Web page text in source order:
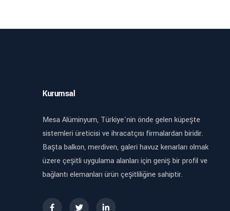
Kurumsal
Mesa Alüminyum, Türkiye'nin önde gelen küpeşte
sistemleri üreticisi ve ihracatçısı firmalardan biridir.
Başta balkon, merdiven, galeri havuz kenarları olmak
üzere çeşitli uygulama alanları için geniş bir profil ve
bağlantı elemanları ürün çeşitliliğine sahiptir.